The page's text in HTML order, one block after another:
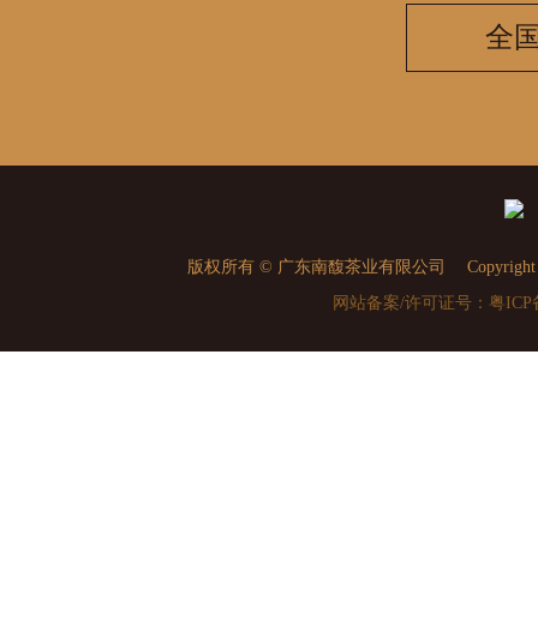
全
版权所有 © 广东南馥茶业有限公司
网站备案/许可证号：粤ICP